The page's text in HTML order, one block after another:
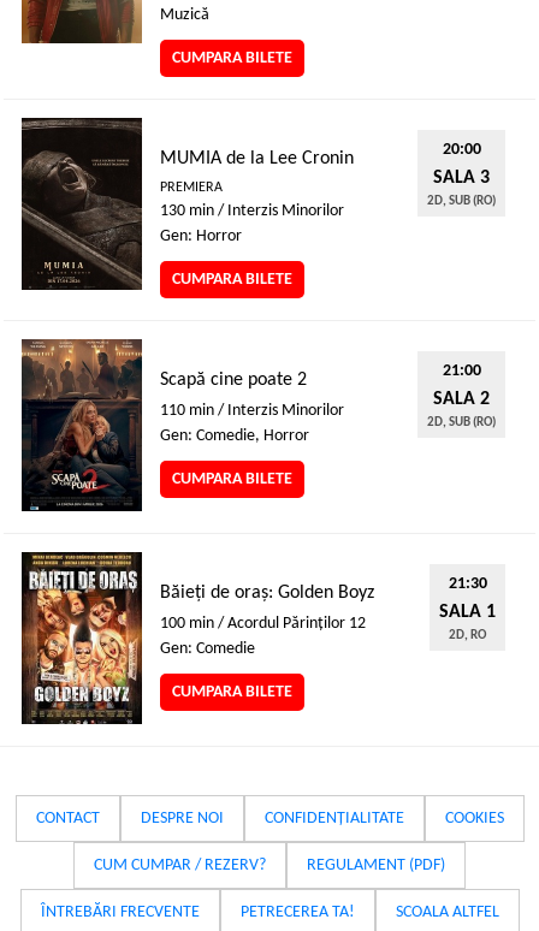
Muzică
CUMPARA BILETE
MUMIA de la Lee Cronin
PREMIERA
130 min / Interzis Minorilor
Gen: Horror
CUMPARA BILETE
20:00
SALA 3
2D, SUB (RO)
Scapă cine poate 2
110 min / Interzis Minorilor
Gen: Comedie, Horror
CUMPARA BILETE
21:00
SALA 2
2D, SUB (RO)
Băieți de oraș: Golden Boyz
100 min / Acordul Părinţilor 12
Gen: Comedie
CUMPARA BILETE
21:30
SALA 1
2D, RO
CONTACT DESPRE NOI CONFIDENȚIALITATE COOKIES
CUM CUMPAR / REZERV? REGULAMENT (PDF)
ÎNTREBĂRI FRECVENTE PETRECEREA TA! SCOALA ALTFEL